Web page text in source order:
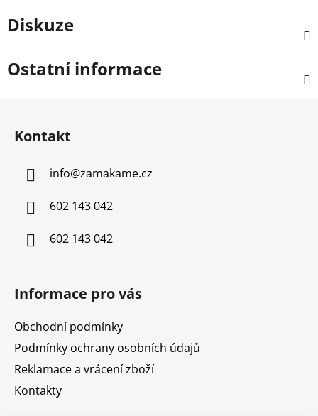
Diskuze
Ostatní informace
Kontakt
info@zamakame.cz
602 143 042
602 143 042
Informace pro vás
Obchodní podmínky
Podmínky ochrany osobních údajů
Reklamace a vrácení zboží
Kontakty